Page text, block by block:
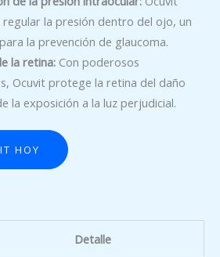
la presión dentro del ojo, un
la prevención de glaucoma.
la retina:Con poderosos
Ocuvit protege la retina del daño
la exposición a la luz perjudicial.
HOY
Detalle